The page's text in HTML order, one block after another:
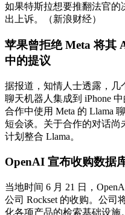
如果特斯拉想要推翻法官的
出上诉。（新浪财经）
苹果曾拒绝 Meta 将其
中的提议
据报道，知情人士透露，几
聊天机器人集成到 iPhone
合作中使用 Meta 的 Llama
短会谈。关于合作的对话尚
计划整合 Llama。
OpenAI 宣布收购数据
当地时间 6 月 21 日，
公司 Rockset 的收购。公司
化各项产品的检索基础设施